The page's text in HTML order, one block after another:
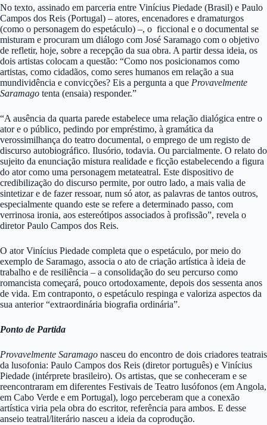
No texto, assinado em parceria entre Vinícius Piedade (Brasil) e Paulo
Campos dos Reis (Portugal) – atores, encenadores e dramaturgos
(como o personagem do espetáculo) –, o ficcional e o documental se
misturam e procuram um diálogo com José Saramago com o objetivo
de refletir, hoje, sobre a recepção da sua obra. A partir dessa ideia, os
dois artistas colocam a questão: “Como nos posicionamos como
artistas, como cidadãos, como seres humanos em relação a sua
mundividência e convicções? Eis a pergunta a que Provavelmente
Saramago tenta (ensaia) responder.”
“A ausência da quarta parede estabelece uma relação dialógica entre o
ator e o público, pedindo por empréstimo, à gramática da
verossimilhança do teatro documental, o emprego de um registo de
discurso autobiográfico. Ilusório, todavia. Ou parcialmente. O relato do
sujeito da enunciação mistura realidade e ficção estabelecendo a figura
do ator como uma personagem metateatral. Este dispositivo de
credibilização do discurso permite, por outro lado, a mais valia de
sintetizar e de fazer ressoar, num só ator, as palavras de tantos outros,
especialmente quando este se refere a determinado passo, com
verrinosa ironia, aos estereótipos associados à profissão”, revela o
diretor Paulo Campos dos Reis.
O ator Vinícius Piedade completa que o espetáculo, por meio do
exemplo de Saramago, associa o ato de criação artística à ideia de
trabalho e de resiliência – a consolidação do seu percurso como
romancista começará, pouco ortodoxamente, depois dos sessenta anos
de vida. Em contraponto, o espetáculo respinga e valoriza aspectos da
sua anterior “extraordinária biografia ordinária”.
Ponto de Partida
Provavelmente Saramago nasceu do encontro de dois criadores teatrais
da lusofonia: Paulo Campos dos Reis (diretor português) e Vinícius
Piedade (intérprete brasileiro). Os artistas, que se conheceram e se
reencontraram em diferentes Festivais de Teatro lusófonos (em Angola,
em Cabo Verde e em Portugal), logo perceberam que a conexão
artística viria pela obra do escritor, referência para ambos. E desse
anseio teatral/literário nasceu a ideia da coprodução.